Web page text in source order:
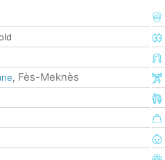
, Fès-Meknès